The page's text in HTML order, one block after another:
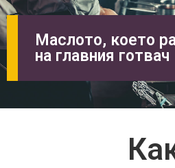
Маслото, което
на главния готвач